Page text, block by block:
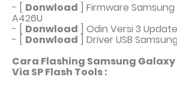
- [ Donwload ] Firmware
A426U
- [ Donwload ] Odin Versi 3 Update
- [ Donwload ] Driver USB Samsung
Cara Flashing Samsung Galaxy
Via SP Flash Tools :